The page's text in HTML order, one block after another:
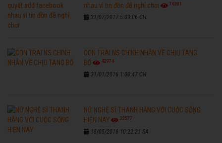
nhau vì tin đồn đã nghỉ chơi
76301
31/07/2017 5:03:06 CH
CON TRAI NS CHINH NHẪN VỀ CHỊU TANG
BỐ
42974
31/01/2016 1:08:47 CH
NỮ NGHỆ SĨ THANH HẰNG VỚI CUỘC SỐNG
HIỆN NAY
32577
18/05/2016 10:22:21 SA